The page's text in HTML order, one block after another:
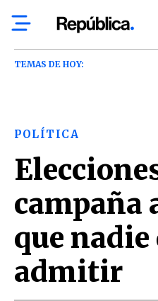
TEMAS DE HOY:
POLÍTICA
campaña
que
admitir